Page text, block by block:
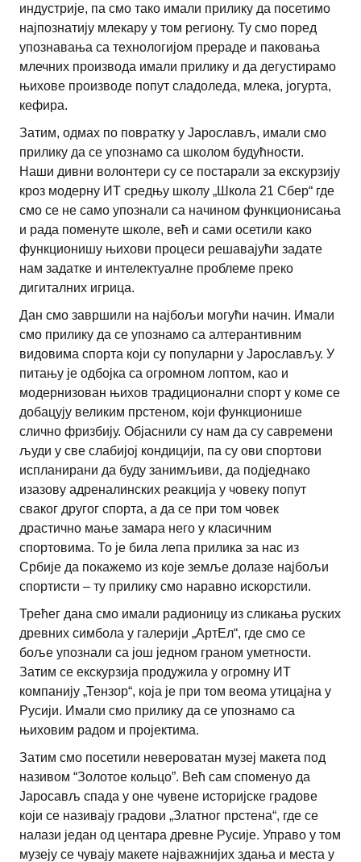
индустрије, па смо тако имали прилику да посетимо
најпознатију млекару у том региону. Ту смо поред
упознавања са технологијом прераде и паковања
млечних производа имали прилику и да дегустирамо
њихове производе попут сладоледа, млека, јогурта,
кефира.
Затим, одмах по повратку у Јарослављ, имали смо
прилику да се упознамо са школом будућности.
Наши дивни волонтери су се постарали за екскурзију
кроз модерну ИТ средњу школу „Школа 21 Сбер“ где
смо се не само упознали са начином функционисања
и рада поменуте школе, већ и сами осетили како
функционишу њихови процеси решавајући задате
нам задатке и интелектуалне проблеме преко
дигиталних игрица.
Дан смо завршили на најбољи могући начин. Имали
смо прилику да се упознамо са алтерантивним
видовима спорта који су популарни у Јарослављу. У
питању је одбојка са огромном лоптом, као и
модернизован њихов традиционални спорт у коме се
добацују великим прстеном, који функционише
слично фризбију. Објаснили су нам да су савремени
људи у све слабијој кондицији, па су ови спортови
испланирани да буду занимљиви, да подједнако
изазову адреналинских реакција у човеку попут
сваког другог спорта, а да се при том човек
драстично мање замара него у класичним
спортовима. То је била лепа прилика за нас из
Србије да покажемо из које земље долазе најбољи
спортисти – ту прилику смо наравно искорстили.
Трећег дана смо имали радионицу из сликања руских
древних симбола у галерији „АртЕл“, где смо се
боље упознали са још једном граном уметности.
Затим се екскурзија продужила у огромну ИТ
компанију „Тензор“, која је при том веома утицајна у
Русији. Имали смо прилику да се упознамо са
њиховим радом и пројектима.
Затим смо посетили невероватан музеј макета под
називом “Золотое кольцо”. Већ сам споменуо да
Јаросављ спада у оне чувене историјске градове
који се називају градови „Златног прстена“, где се
налази један од центара древне Русије. Управо у том
музеју се чувају макете најважнијих здања и места у